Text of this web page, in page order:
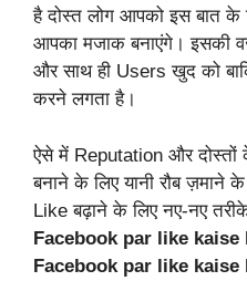
है दोस्त लोग आपको इस बात के
आपका मजाक बनाएंगे। इसकी
और साथ ही Users खुद को
करने लगता है।
ऐसे में Reputation और
बनाने के लिए यानी रौब ज़माने
Like बढ़ाने के लिए नए-नए
Facebook par like kaise
Facebook par like kaise